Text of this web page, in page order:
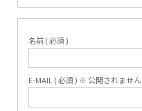
名前 ( 必須 )
E-MAIL ( 必須 ) ※ 公開されません